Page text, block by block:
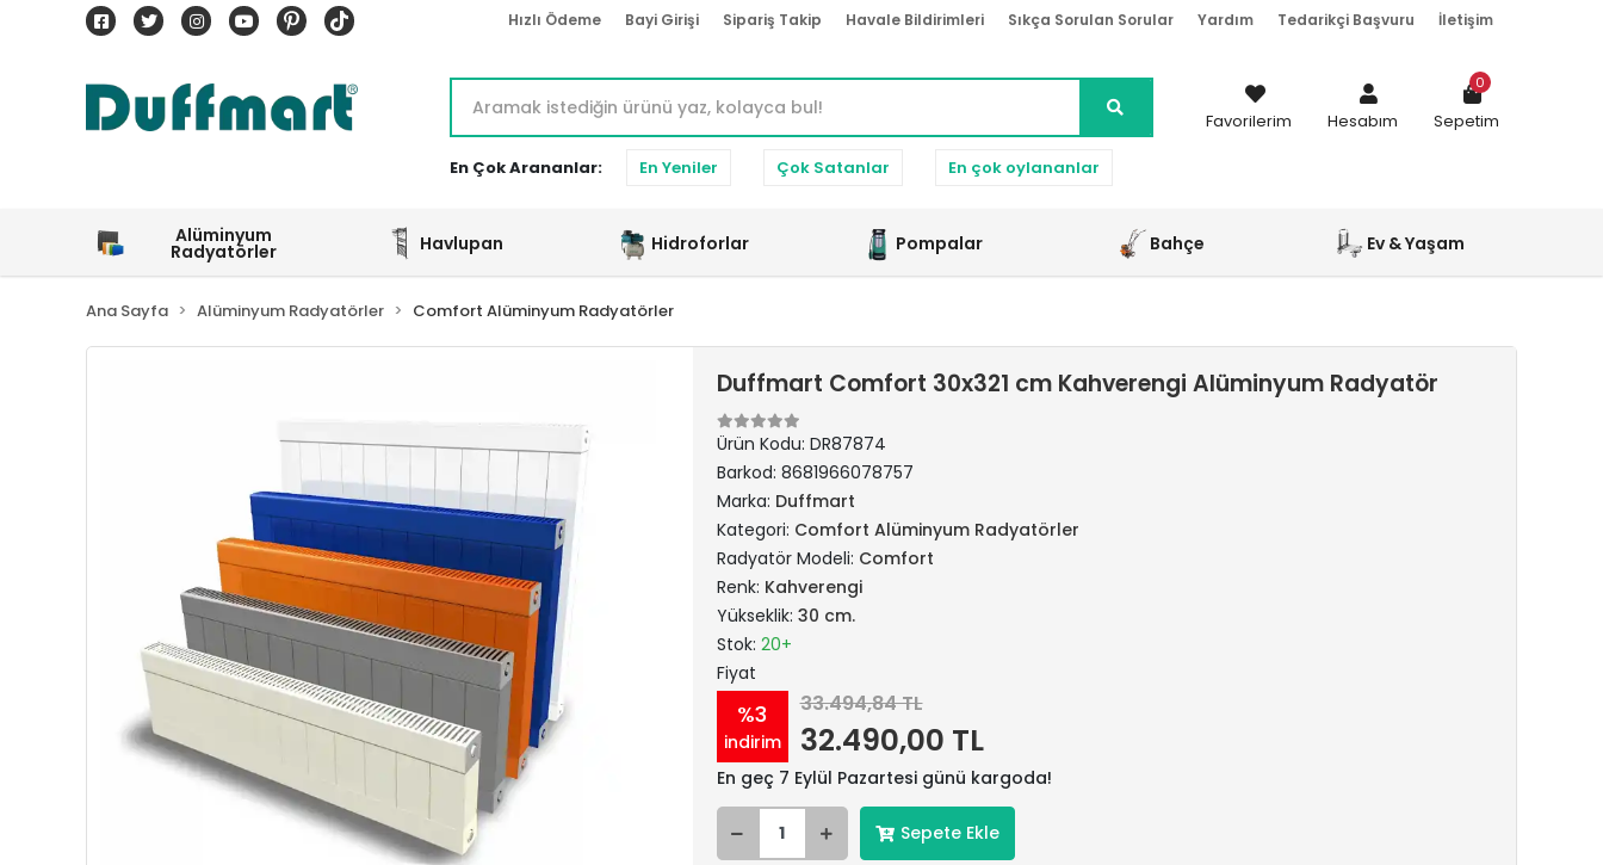
Hızlı Ödeme Bayi Girişi Sipariş Takip Havale Bildirimleri Sıkça Sorulan Sorular Yardım Tedarikçi Başvuru İletişim
En Çok Arananlar: En Yeniler Çok Satanlar En çok oylananlar
Favorilerim Hesabım Sepetim
0
Alüminyum
Radyatörler Havlupan Hidroforlar Pompalar Bahçe Ev & Yaşam
Ana Sayfa Alüminyum Radyatörler Comfort Alüminyum Radyatörler
Duffmart Comfort 30x321 cm Kahverengi Alüminyum Radyatör
Ürün Kodu: DR87874
Barkod: 8681966078757
Marka: Duffmart
Kategori: Comfort Alüminyum Radyatörler
Radyatör Modeli: Comfort
Renk: Kahverengi
Yükseklik: 30 cm.
Stok: 20+
Fiyat
%3
indirim
33.494,84 TL
32.490,00 TL
En geç 7 Eylül Pazartesi günü kargoda!
Sepete Ekle